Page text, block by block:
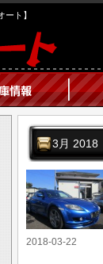
ト】
3月 2018
2018-03-22